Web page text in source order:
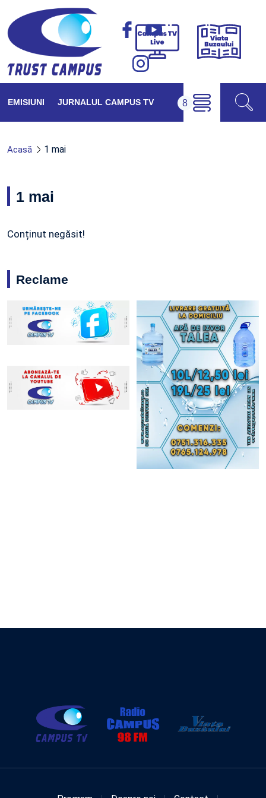
Campus
Viața
EMISIUNI JURNALUL CAMPUS TV
Acasă 1 mai
1 mai
Conținut negăsit!
Reclame